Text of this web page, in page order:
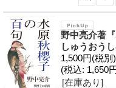
野中亮介著
しゅうおう
1,500円(税別)
(税込: 1,650
[在庫あり]